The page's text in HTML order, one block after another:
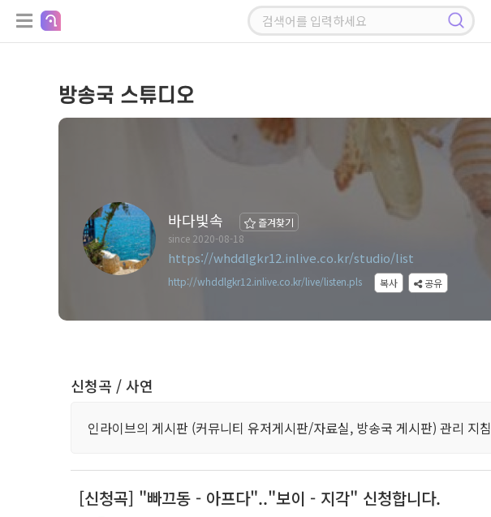
방송국 스튜디오
바다빛속
즐겨찾기
since 2020-08-18
https://whddlgkr12.inlive.co.kr/studio/list
http://whddlgkr12.inlive.co.kr/live/listen.pls 복사 공유
신청곡 / 사연
인라이브의 게시판 (커뮤니티 유저게시판/자료실, 방송국 게시판) 관리 지침
[신청곡] "빠끄동 - 아프다".."보이 - 지각" 신청합니다.